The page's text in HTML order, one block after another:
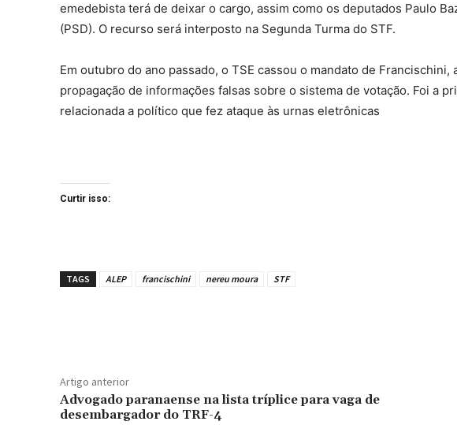
emedebista terá de deixar o cargo, assim como os deputados Paulo
(PSD). O recurso será interposto na Segunda Turma do STF.
Em outubro do ano passado, o TSE cassou o mandato de
propagação de informações falsas sobre o sistema de votação. Foi a
relacionada a político que fez ataque às urnas eletrônicas
Curtir isso:
TAGS ALEP francischini nereu moura STF
Artigo anterior
Advogado paranaense na lista tríplice para vaga de
desembargador do TRF-4